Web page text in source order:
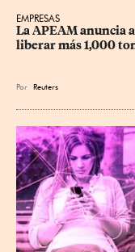
EMPRESAS
La APEAM anuncia
liberar más 1,000
Por Reuters